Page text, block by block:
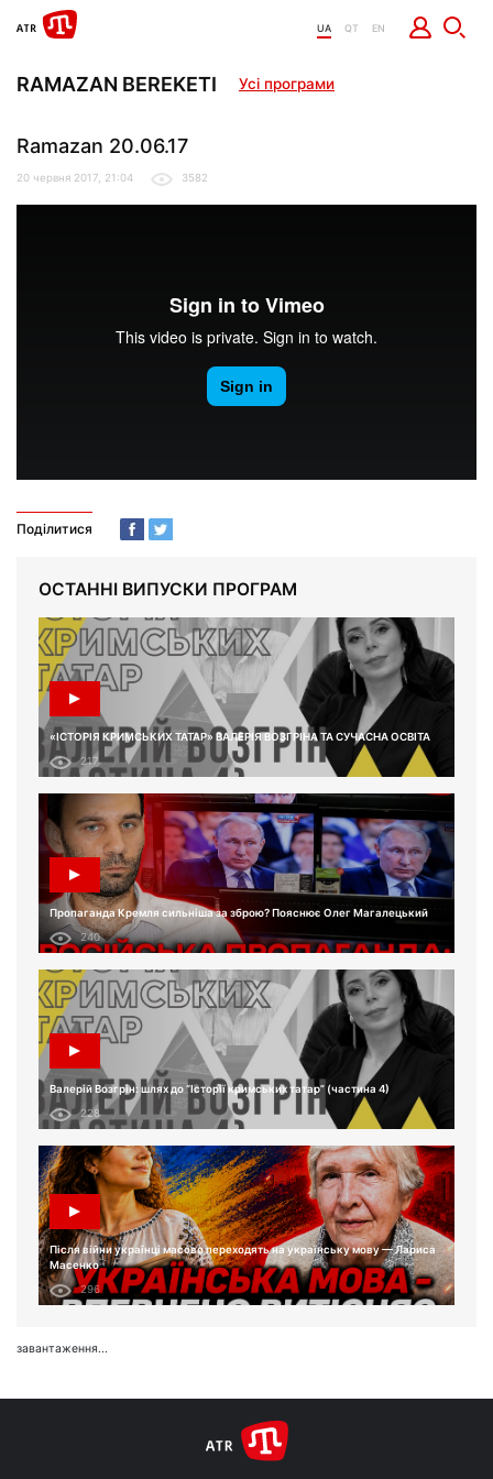
UA QT EN
RAMAZAN BEREKETI Усі програми
Ramazan 20.06.17
20 червня 2017, 21:04 3582
Поділитися
ОСТАННІ ВИПУСКИ ПРОГРАМ
«ІСТОРІЯ КРИМСЬКИХ ТАТАР» ВАЛЕРІЯ ВОЗГРІНА ТА СУЧАСНА ОСВІТА
217
Пропаганда Кремля сильніша за зброю? Пояснює Олег Магалецький
240
Валерій Возгрін: шлях до “Історії кримських татар” (частина 4)
228
Після війни українці масово переходять на українську мову — Лариса
Масенко
296
завантаження...